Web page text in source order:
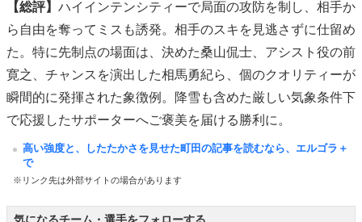
【総評】 ハイインテンシティーで局面の攻防を制し、相手か
ら自由を奪ってミスも誘発。相手のスキを見逃さずに仕留め
た。特に先制点の場面は、決めた桑山侃士、アシスト役の前
寛之、チャンスを演出した相馬勇紀ら、個のクオリティーが
瞬間的に発揮された象徴例。降雪も含めた厳しい気象条件下
で応援したサポーターへご褒美を届ける勝利に。
高い強度と、したたかさを見せた町田の記事を読むなら、エルゴラ＋
で
※リンク先は外部サイトの場合があります